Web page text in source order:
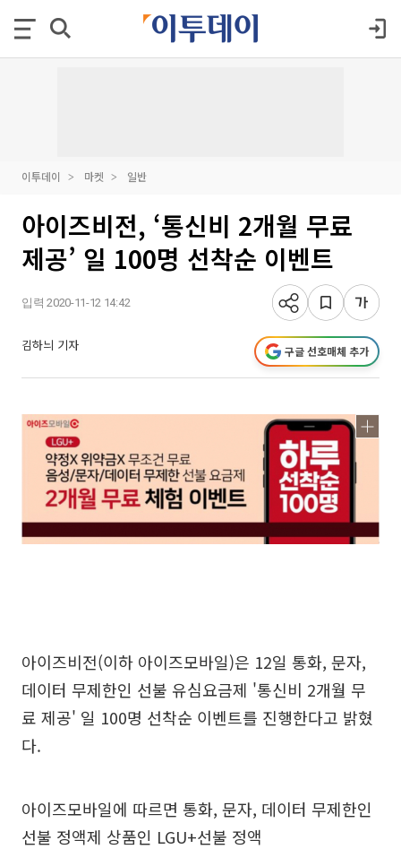
이투데이 마켓 일반
아이즈비전, ‘통신비 2개월 무료
제공’ 일 100명 선착순 이벤트
입력 2020-11-12 14:42
김하늬 기자 구글 선호매체 추가
아이즈비전(이하 아이즈모바일)은 12일 통화, 문자,
데이터 무제한인 선불 유심요금제 '통신비 2개월 무
료 제공' 일 100명 선착순 이벤트를 진행한다고 밝혔
다.
아이즈모바일에 따르면 통화, 문자, 데이터 무제한인
선불 정액제 상품인 LGU+선불 정액